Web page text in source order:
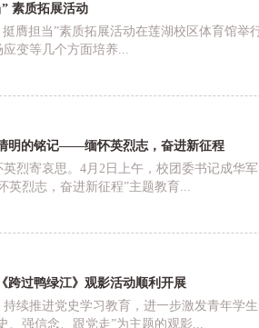
素质拓展活动
挺膺担当”素质拓展活动在莲湖校区体育馆
变等几个方面培养...
明的铭记——缅怀英烈志，奋进新征程
烈寄哀思。4月2日上午，校团委书记成华
烈志，奋进新征程”主题教育...
跨过鸭绿江》观影活动顺利开展
续推进党史学习教育，进一步激发青年学
、强信念、跟党走”为主题的观影...